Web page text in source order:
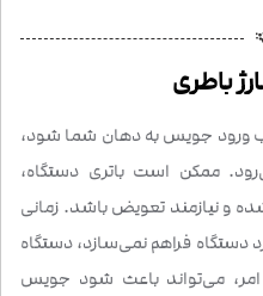
باطری
ورود جویس به دهان شما شود،
ممکن است باتری دستگاه،
و نیازمند تعویض باشد. زمانی
دستگاه فراهم نمی‌سازد، دستگاه
امر، می‌تواند باعث شود جویس